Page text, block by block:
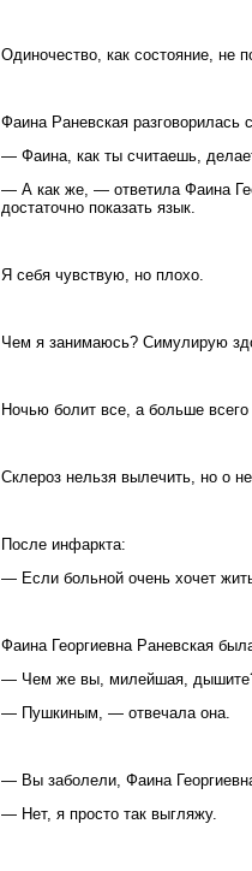
Одиночество, как состояние, не
Фаина Раневская разговорилась
— Фаина, как ты считаешь,
— А как же, — ответила Фаина
достаточно показать язык.
Я себя чувствую, но плохо.
Чем я занимаюсь? Симулирую
Ночью болит все, а больше
Склероз нельзя вылечить, но о
После инфаркта:
— Если больной очень хочет
Фаина Георгиевна Раневская
— Чем же вы, милейшая,
— Пушкиным, — отвечала она.
— Вы заболели, Фаина
— Нет, я просто так выгляжу.